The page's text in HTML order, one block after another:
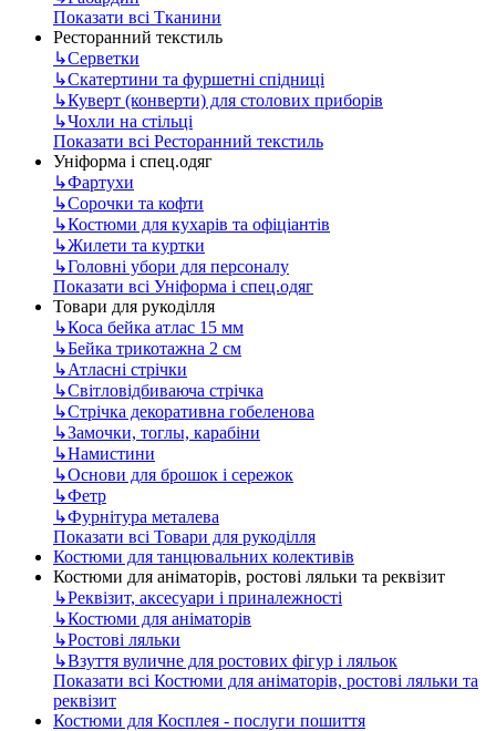
Показати всі Тканини
Ресторанний текстиль
↳Серветки
↳Скатертини та фуршетні спідниці
↳Куверт (конверти) для столових приборів
↳Чохли на стільці
Показати всі Ресторанний текстиль
Уніформа і спец.одяг
↳Фартухи
↳Сорочки та кофти
↳Костюми для кухарів та офіціантів
↳Жилети та куртки
↳Головні убори для персоналу
Показати всі Уніформа і спец.одяг
Товари для рукоділля
↳Коса бейка атлас 15 мм
↳Бейка трикотажна 2 см
↳Атласні стрічки
↳Світловідбиваюча стрічка
↳Стрічка декоративна гобеленова
↳Замочки, тоглы, карабіни
↳Намистини
↳Основи для брошок і сережок
↳Фетр
↳Фурнітура металева
Показати всі Товари для рукоділля
Костюми для танцювальних колективів
Костюми для аніматорів, ростові ляльки та реквізит
↳Реквізит, аксесуари і приналежності
↳Костюми для аніматорів
↳Ростові ляльки
↳Взуття вуличне для ростових фігур і ляльок
Показати всі Костюми для аніматорів, ростові ляльки та
реквізит
Костюми для Косплея - послуги пошиття